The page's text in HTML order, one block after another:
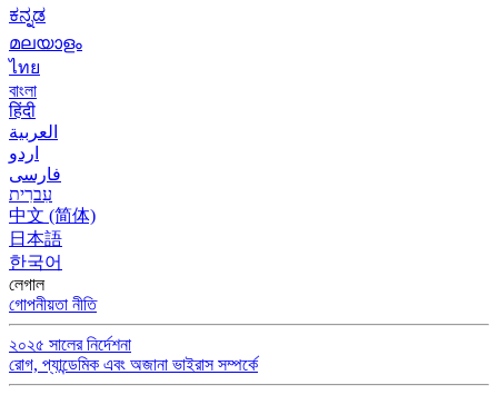
ಕನ್ನಡ
മലയാളം
ไทย
বাংলা
हिंदी
العربية
اردو
فارسی
עִברִית
中文 (简体)
日本語
한국어
লেগাল
গোপনীয়তা নীতি
২০২৫ সালের নির্দেশনা
রোগ, প্যান্ডেমিক এবং অজানা ভাইরাস সম্পর্কে